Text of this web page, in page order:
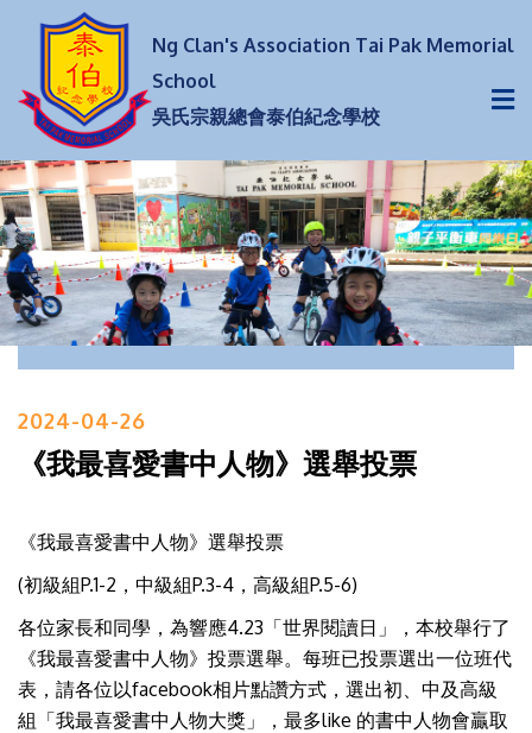
Ng Clan's Association Tai Pak Memorial
School
吳氏宗親總會泰伯紀念學校
2024-04-26
《我最喜愛書中人物》選舉投票
《我最喜愛書中人物》選舉投票
(初級組P.1-2，中級組P.3-4，高級組P.5-6)
各位家長和同學，為響應4.23「世界閱讀日」，本校舉行了
《我最喜愛書中人物》投票選舉。每班已投票選出一位班代
表，請各位以facebook相片點讚方式，選出初、中及高級
組「我最喜愛書中人物大獎」，最多like 的書中人物會贏取